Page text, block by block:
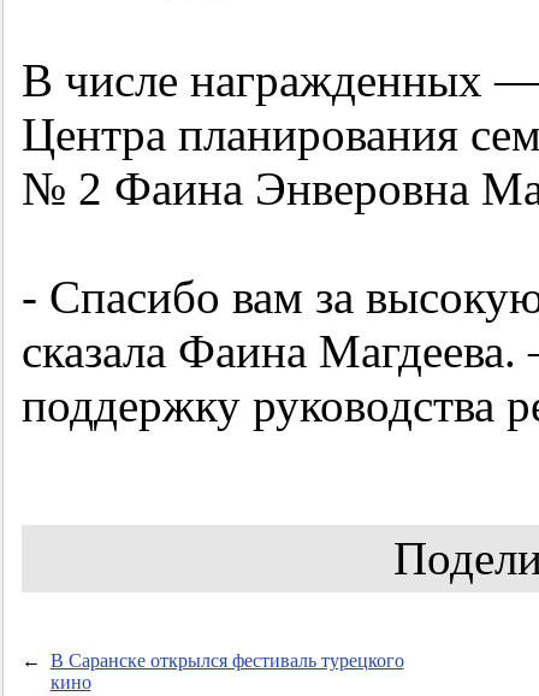
В числе награжденных
Центра планирования
№ 2 Фаина Энверовна
- Спасибо вам за
сказала Фаина
поддержку руководства
←
В Саранске открылся фестиваль турецкого
кино